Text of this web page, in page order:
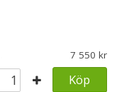
7 550
Köp